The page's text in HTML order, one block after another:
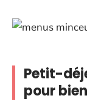
Petit-
pour